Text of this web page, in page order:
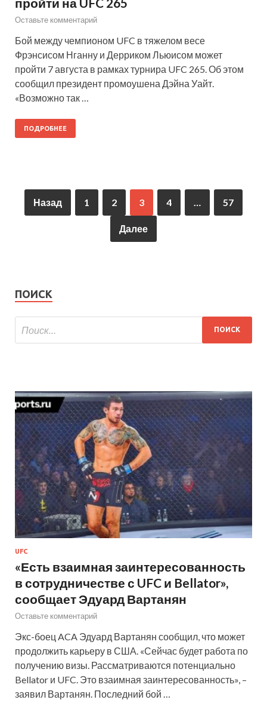
Оставьте комментарий
Бой между чемпионом UFC в тяжелом весе
Фрэнсисом Нганну и Дерриком Льюисом может
пройти 7 августа в рамках турнира UFC 265. Об этом
сообщил президент промоушена Дэйна Уайт.
«Возможно так …
ПОДРОБНЕЕ
Назад 1 2 3 4 57
Далее
ПОИСК
UFC
«Есть взаимная заинтересованность
в сотрудничестве с UFC и Bellator»,
сообщает Эдуард Вартанян
Оставьте комментарий
Экс-боец ACA Эдуард Вартанян сообщил, что может
продолжить карьеру в США. «Сейчас будет работа по
получению визы. Рассматриваются потенциально
Bellator и UFC. Это взаимная заинтересованность», –
заявил Вартанян. Последний бой …